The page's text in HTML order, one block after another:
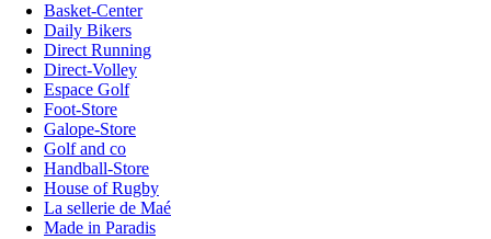
Basket-Center
Daily Bikers
Direct Running
Direct-Volley
Espace Golf
Foot-Store
Galope-Store
Golf and co
Handball-Store
House of Rugby
La sellerie de Maé
Made in Paradis